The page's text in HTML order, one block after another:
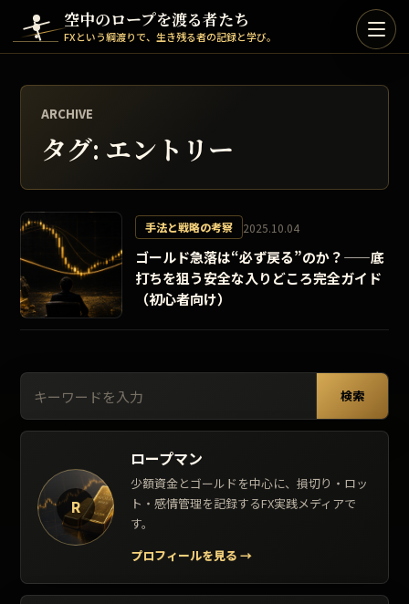
Skip to content空中のロープを渡る者たち
FXという綱渡りで、生き残る者の記録と学び。
ARCHIVE
タグ: エントリー
手法と戦略の考察 2025.10.04
ゴールド急落は“必ず戻る”のか？——底
打ちを狙う安全な入りどころ完全ガイド
（初心者向け）
検索
R
ロープマン
少額資金とゴールドを中心に、損切り・ロッ
ト・感情管理を記録するFX実践メディアで
す。
プロフィールを見る →